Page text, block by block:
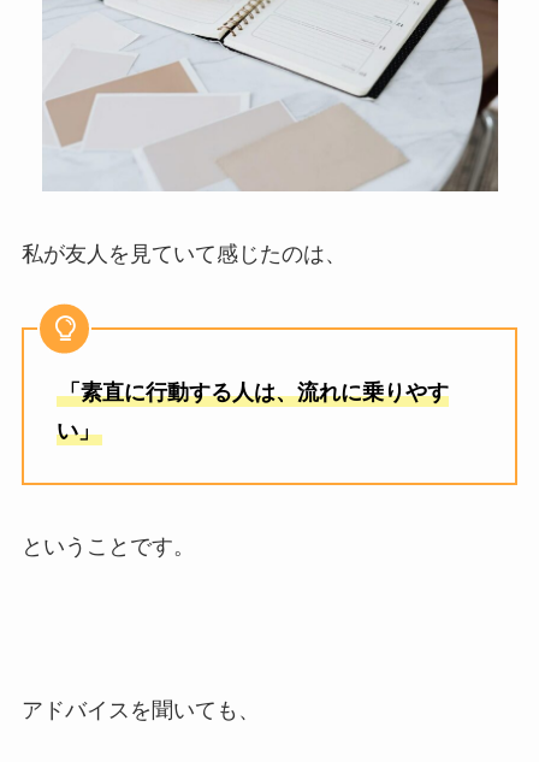
私が友人を見ていて感じたのは、
「素直に行動する人は、流れに乗りやす
い」
ということです。
アドバイスを聞いても、